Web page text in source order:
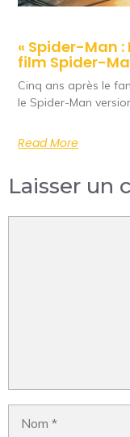
« Spider-Man :
film Spider-
Cinq ans après le
le Spider-Man
Read More
Laisser un